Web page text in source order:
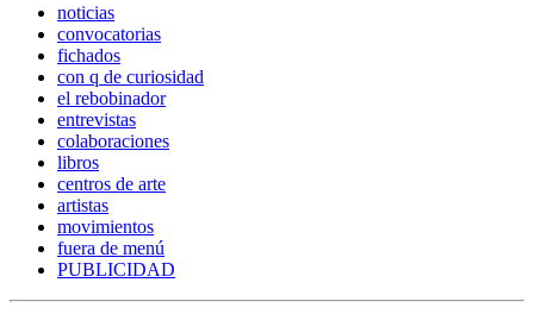
noticias
convocatorias
fichados
con q de curiosidad
el rebobinador
entrevistas
colaboraciones
libros
centros de arte
artistas
movimientos
fuera de menú
PUBLICIDAD